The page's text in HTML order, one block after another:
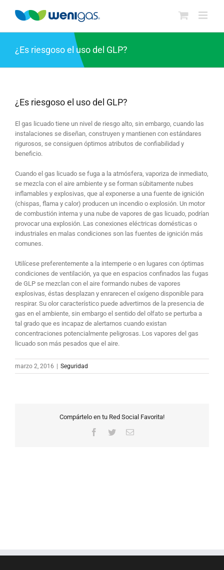
¿Es riesgoso el uso del GLP?
¿Es riesgoso el uso del GLP?
El gas licuado tiene un nivel de riesgo alto, sin embargo, cuando las
instalaciones se diseñan, construyen y mantienen con estándares
rigurosos, se consiguen óptimos atributos de confiabilidad y
beneficio.
Cuando el gas licuado se fuga a la atmósfera, vaporiza de inmediato,
se mezcla con el aire ambiente y se forman súbitamente nubes
inflamables y explosivas, que al exponerse a una fuente de ignición
(chispas, flama y calor) producen un incendio o explosión. Un motor
de combustión interna y una nube de vapores de gas licuado, podrían
provocar una explosión. Las conexiones eléctricas domésticas o
industriales en malas condiciones son las fuentes de ignición más
comunes.
Utilícese preferentemente a la intemperie o en lugares con óptimas
condiciones de ventilación, ya que en espacios confinados las fugas
de GLP se mezclan con el aire formando nubes de vapores
explosivas, éstas desplazan y enrarecen el oxígeno disponible para
respirar. Su olor característico puede advertirnos de la presencia de
gas en el ambiente, sin embargo el sentido del olfato se perturba a
tal grado que es incapaz de alertarnos cuando existan
concentraciones potencialmente peligrosas. Los vapores del gas
licuado son más pesados que el aire.
marzo 2, 2016 | Seguridad
Compártelo en tu Red Social Favorita!
Facebook
TwitterCorreo